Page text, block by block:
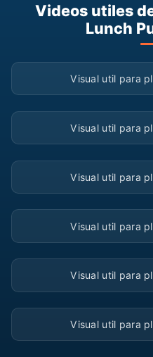
Videos utiles
Lunch
Visual util para
Visual util para
Visual util para
Visual util para
Visual util para
Visual util para